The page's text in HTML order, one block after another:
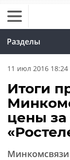
Разделы
11 июл 2016 18:24
Итоги
цены за
Минкомсвязи